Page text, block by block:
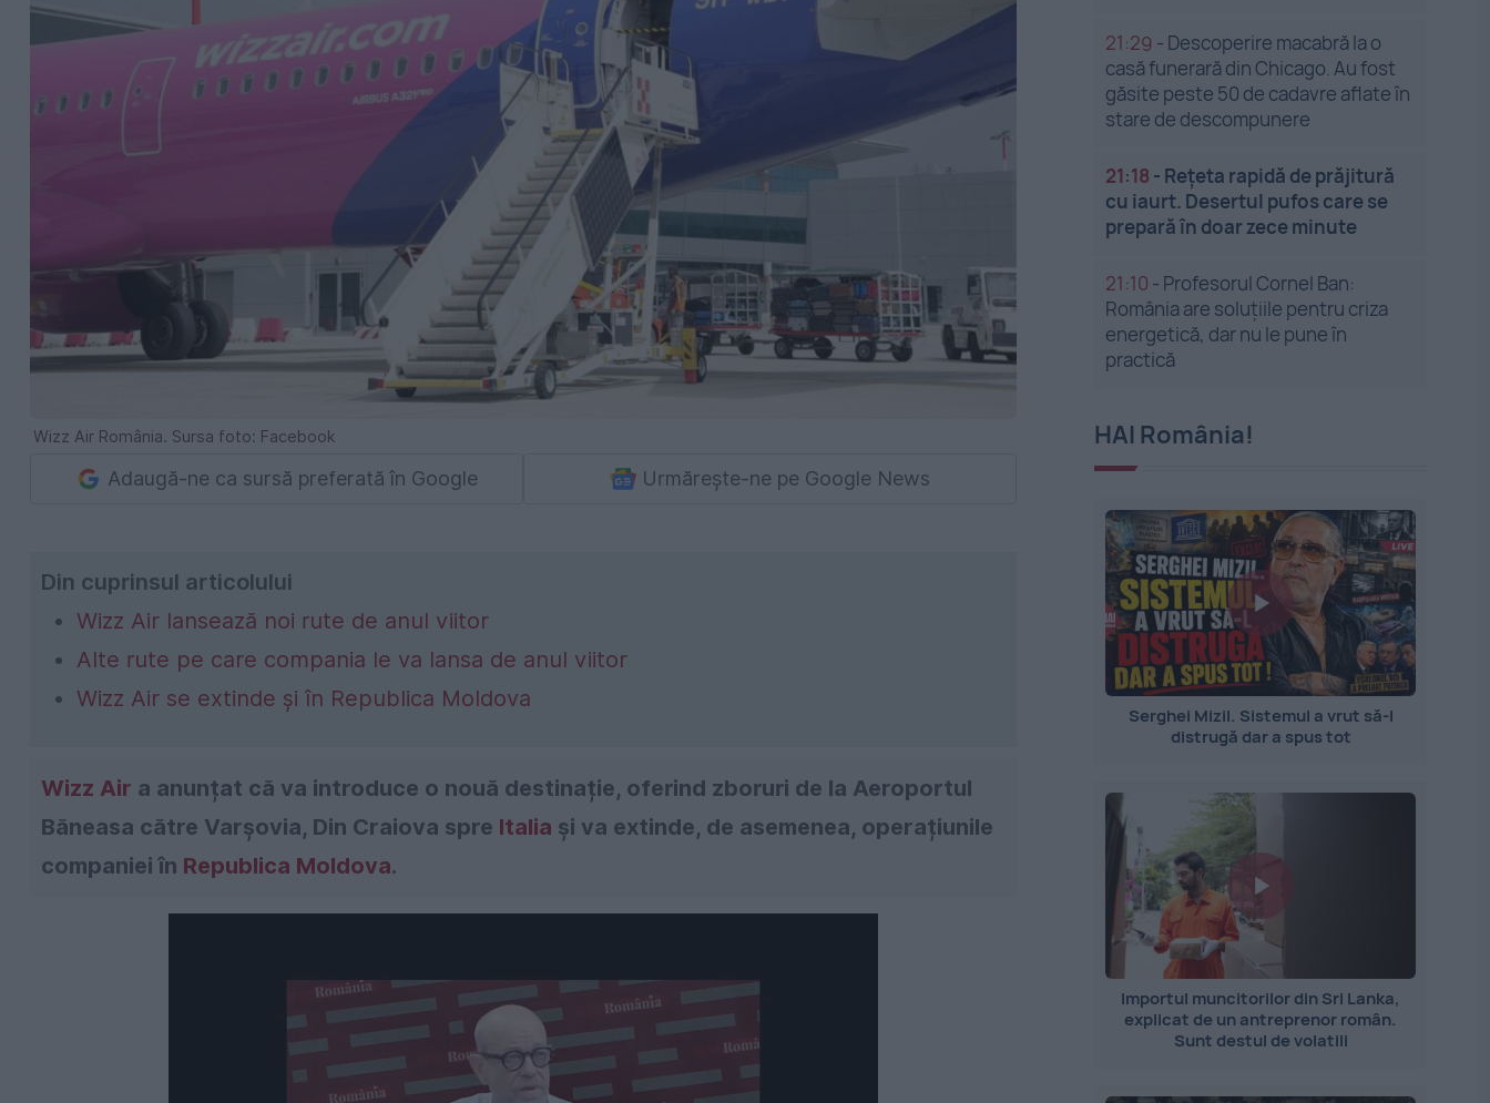
Wizz Air România. Sursa foto: Facebook
Adaugă-ne ca sursă preferată în Google Urmărește-ne pe Google News
Din cuprinsul articolului
Wizz Air lansează noi rute de anul viitor
Alte rute pe care compania le va lansa de anul viitor
Wizz Air se extinde și în Republica Moldova
Wizz Air a anunțat că va introduce o nouă destinație, oferind zboruri de la Aeroportul
Băneasa către Varșovia, Din Craiova spre Italia și va extinde, de asemenea, operațiunile
companiei în Republica Moldova.
21:29 - Descoperire macabră la o
casă funerară din Chicago. Au fost
găsite peste 50 de cadavre aflate în
stare de descompunere
21:18 - Rețeta rapidă de prăjitură
cu iaurt. Desertul pufos care se
prepară în doar zece minute
21:10 - Profesorul Cornel Ban:
România are soluțiile pentru criza
energetică, dar nu le pune în
practică
HAI România!
Serghei Mizil. Sistemul a vrut să-l
distrugă dar a spus tot
Importul muncitorilor din Sri Lanka,
explicat de un antreprenor român.
Sunt destul de volatili